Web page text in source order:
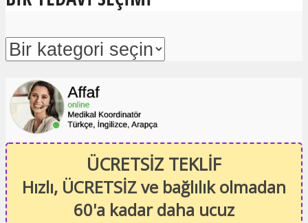
ÜCRETSİZ TEKLİF
Hızlı, ÜCRETSİZ ve bağlılık olmadan
60'a kadar daha ucuz